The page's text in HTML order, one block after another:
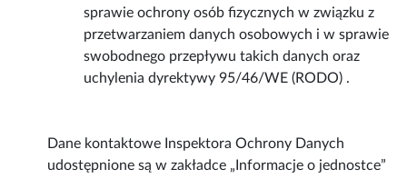
sprawie ochrony osób fizycznych w związku z
przetwarzaniem danych osobowych i w sprawie
swobodnego przepływu takich danych oraz
uchylenia dyrektywy 95/46/WE (RODO) .
Dane kontaktowe Inspektora Ochrony Danych
udostępnione są w zakładce „Informacje o jednostce”